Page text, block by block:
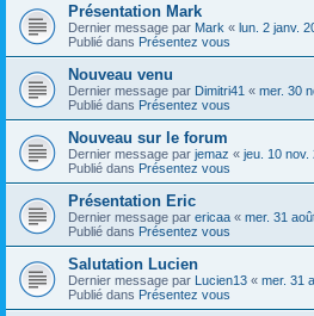
Présentation Mark
Dernier message par Mark « lun. 2 janv.
Publié dans Présentez vous
Nouveau venu
Dernier message par Dimitri41 « mer. 30
Publié dans Présentez vous
Nouveau sur le forum
Dernier message par jemaz « jeu. 10 nov.
Publié dans Présentez vous
Présentation Eric
Dernier message par ericaa « mer. 31
Publié dans Présentez vous
Salutation Lucien
Dernier message par Lucien13 « mer. 31
Publié dans Présentez vous